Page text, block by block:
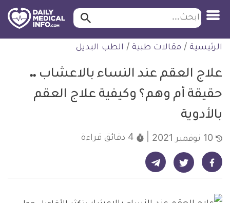
التخطي
للمحتوى
ابحث ابحث…
الرئيسية / مقالات طبية / الطب البديل
علاج العقم عند النساء بالاعشاب ..
حقيقة أم وهم؟ وكيفية علاج العقم
بالأدوية
4 دقائق قراءة
شارك على فيسبوك - ديلي ميديكال انفو شارك على تويتر - ديلي ميديكال انفو شارك على تيليجرام - ديلي ميديكال انفو